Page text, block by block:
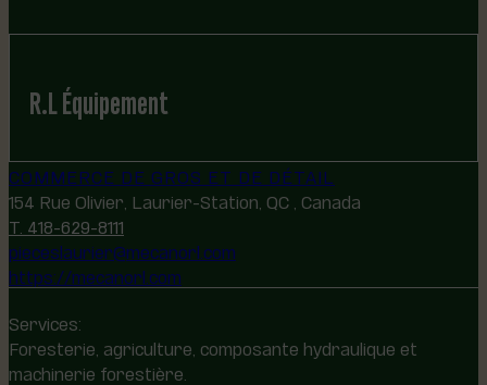
R.L Équipement
COMMERCE DE GROS ET DE DÉTAIL
154 Rue Olivier, Laurier-Station, QC , Canada
T. 418-629-8111
pieceslaurier@mecanorl.com
https://mecanorl.com
Services:
Foresterie, agriculture, composante hydraulique et
machinerie forestière.